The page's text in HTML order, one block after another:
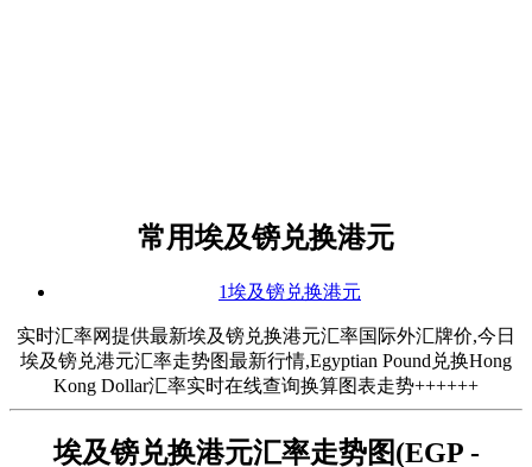
常用埃及镑兑换港元
1埃及镑兑换港元
实时汇率网提供最新埃及镑兑换港元汇率国际外汇牌价,今日
埃及镑兑港元汇率走势图最新行情,Egyptian Pound兑换Hong
Kong Dollar汇率实时在线查询换算图表走势++++++
埃及镑兑换港元汇率走势图(EGP -